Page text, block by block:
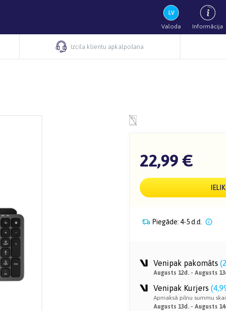
Valoda Informācija
Izcila klientu apkalpošana
22,99 €
Piegāde: 4-5 d.d.
Venipak pakomāts (
Augusts 12d. - Augusts
Venipak Kurjers (
Apmaksā pilnu summu
Augusts 13d. - Augusts